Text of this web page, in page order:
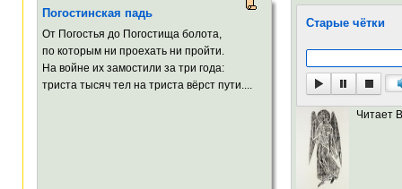
Погостинская падь
От Погостья до Погостища болота,
по которым ни проехать ни пройти.
На войне их замостили за три года:
триста тысяч тел на триста вёрст пути....
Старые чётки
Читает